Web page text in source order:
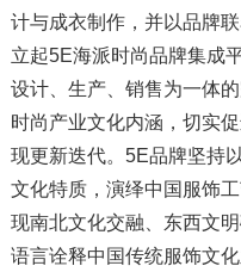
计与成衣制作，并以品牌
立起5E海派时尚品牌集成
设计、生产、销售为一体
时尚产业文化内涵，切实
现更新迭代。5E品牌坚持
文化特质，演绎中国服饰
现南北文化交融、东西文
语言诠释中国传统服饰文